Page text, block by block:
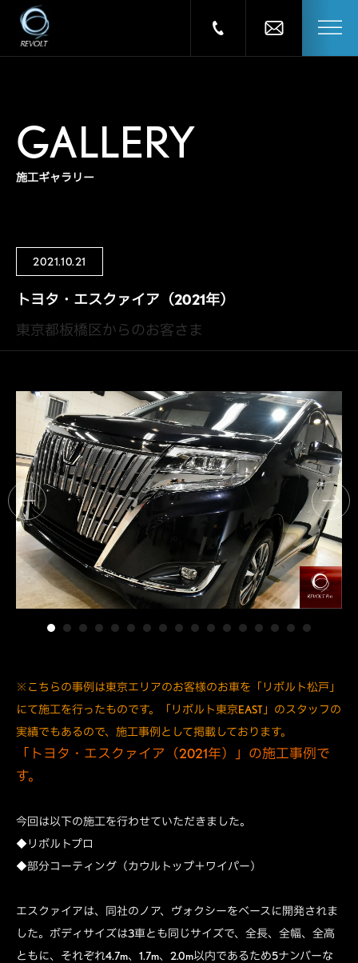
GALLERY
施工ギャラリー
2021.10.21
トヨタ・エスクァイア（2021年）
東京都板橋区からのお客さま
※こちらの事例は東京エリアのお客様のお車を「リボルト松戸」
にて施工を行ったものです。「リボルト東京EAST」のスタッフの
実績でもあるので、施工事例として掲載しております。
「トヨタ・エスクァイア（2021年）」の施工事例で
す。
今回は以下の施工を行わせていただきました。
◆リボルトプロ
◆部分コーティング（カウルトップ＋ワイパー）
エスクァイアは、同社のノア、ヴォクシーをベースに開発されま
した。ボディサイズは3車とも同じサイズで、全長、全幅、全高
ともに、それぞれ4.7m、1.7m、2.0m以内であるため5ナンバーな